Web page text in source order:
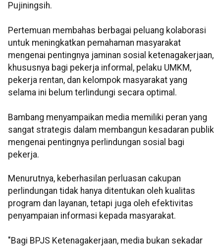
Pujiningsih.
Pertemuan membahas berbagai peluang kolaborasi
untuk meningkatkan pemahaman masyarakat
mengenai pentingnya jaminan sosial ketenagakerjaan,
khususnya bagi pekerja informal, pelaku UMKM,
pekerja rentan, dan kelompok masyarakat yang
selama ini belum terlindungi secara optimal.
Bambang menyampaikan media memiliki peran yang
sangat strategis dalam membangun kesadaran publik
mengenai pentingnya perlindungan sosial bagi
pekerja.
Menurutnya, keberhasilan perluasan cakupan
perlindungan tidak hanya ditentukan oleh kualitas
program dan layanan, tetapi juga oleh efektivitas
penyampaian informasi kepada masyarakat.
"Bagi BPJS Ketenagakerjaan, media bukan sekadar